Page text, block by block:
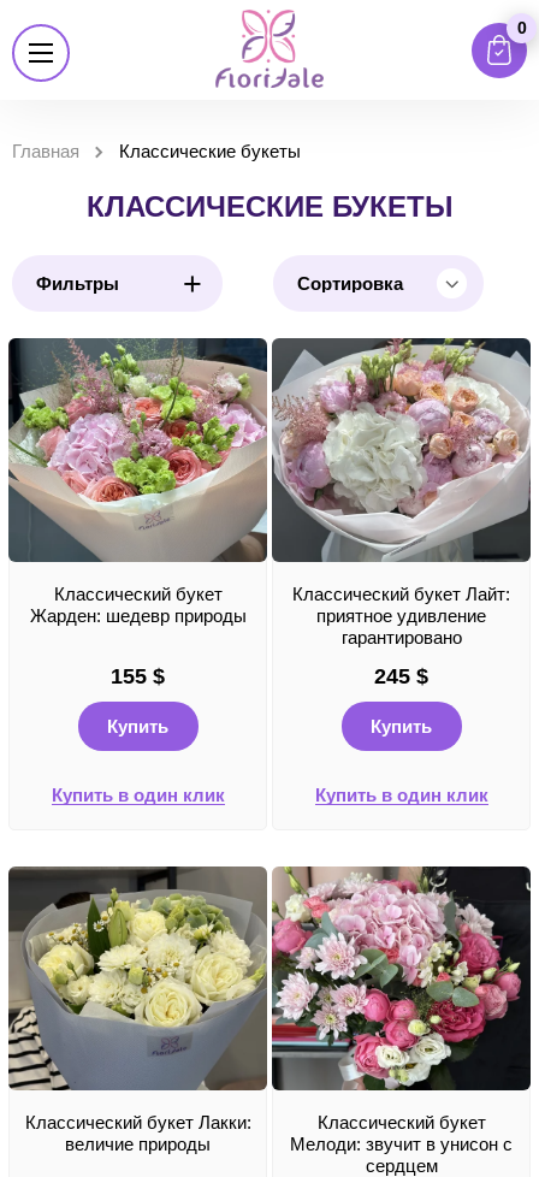
0
Главная Классические букеты
КЛАССИЧЕСКИЕ БУКЕТЫ
Фильтры + Сортировка
Классический букет
Жарден: шедевр природы
155 $
Купить
Купить в один клик
Классический букет Лайт:
приятное удивление
гарантировано
245 $
Купить
Купить в один клик
Классический букет Лакки:
величие природы
Классический букет
Мелоди: звучит в унисон с
сердцем